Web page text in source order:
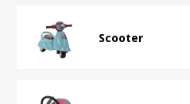
Scooter